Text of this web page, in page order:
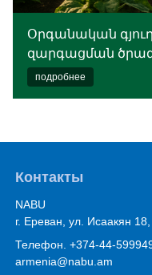
Օրգանական
զարգացման
подробнее
Контакты
NABU
г. Ереван, ул. Исаакян
Телефон. +374-44-
armenia@nabu.am